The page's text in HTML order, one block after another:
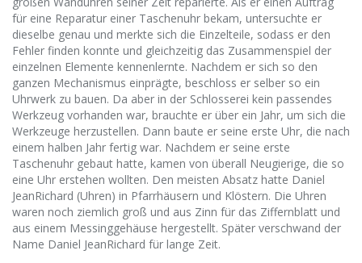
für eine Reparatur einer Taschenuhr bekam, untersuchte er
dieselbe genau und merkte sich die Einzelteile, sodass er den
Fehler finden konnte und gleichzeitig das Zusammenspiel der
einzelnen Elemente kennenlernte. Nachdem er sich so den
ganzen Mechanismus einprägte, beschloss er selber so ein
Uhrwerk zu bauen. Da aber in der Schlosserei kein passendes
Werkzeug vorhanden war, brauchte er über ein Jahr, um sich die
Werkzeuge herzustellen. Dann baute er seine erste Uhr, die nach
einem halben Jahr fertig war. Nachdem er seine erste
Taschenuhr gebaut hatte, kamen von überall Neugierige, die so
eine Uhr erstehen wollten. Den meisten Absatz hatte Daniel
JeanRichard (Uhren) in Pfarrhäusern und Klöstern. Die Uhren
waren noch ziemlich groß und aus Zinn für das Ziffernblatt und
aus einem Messinggehäuse hergestellt. Später verschwand der
Name Daniel JeanRichard für lange Zeit.